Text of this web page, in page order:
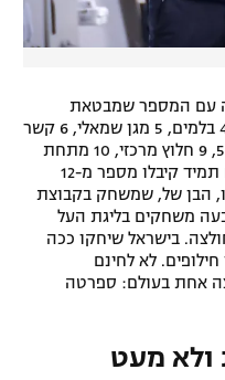
עם המספר שמבטאת
העמדה שלו במגרש: 2 מגן ימני, 3 ו-4 בלמים, 5 מגן שמאלי, 6 קשר
אחורי, 7 שחקן קו ימין, 8 קשר 50/50, 9 חלוץ מרכזי, 10 מתחת
לחלוץ ו-11 שחקן קו שמאל. מחליפים תמיד קיבלו מספר מ-12
הבן של, שמשחק בקבוצת
משחקים בליגת העל
בישראל שיחקו ככה
חילופים. לא לחינם
אחת בעולם: ספרטה
ולא מעט